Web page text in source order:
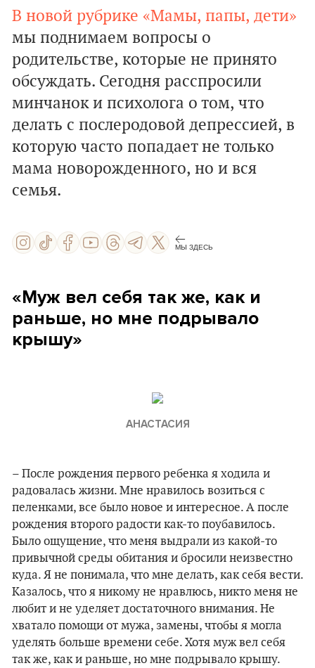
В новой рубрике «Мамы, папы, дети»
мы поднимаем вопросы о
родительстве, которые не принято
обсуждать. Сегодня расспросили
минчанок и психолога о том, что
делать с послеродовой депрессией, в
которую часто попадает не только
мама новорожденного, но и вся
семья.
МЫ ЗДЕСЬ
«Муж вел себя так же, как и
раньше, но мне подрывало
крышу»
АНАСТАСИЯ
– После рождения первого ребенка я ходила и
радовалась жизни. Мне нравилось возиться с
пеленками, все было новое и интересное. А после
рождения второго радости как-то поубавилось.
Было ощущение, что меня выдрали из какой-то
привычной среды обитания и бросили неизвестно
куда. Я не понимала, что мне делать, как себя вести.
Казалось, что я никому не нравлюсь, никто меня не
любит и не уделяет достаточного внимания. Не
хватало помощи от мужа, замены, чтобы я могла
уделять больше времени себе. Хотя муж вел себя
так же, как и раньше, но мне подрывало крышу.